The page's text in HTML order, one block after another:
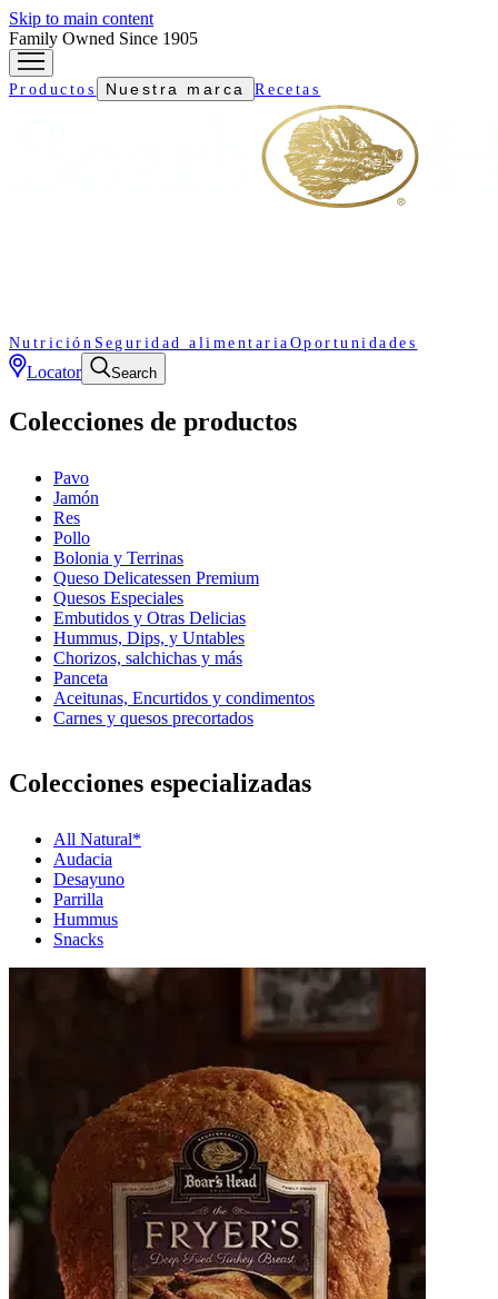
Skip to main content
Family Owned Since 1905
Productos Nuestra marca Recetas
Nutrición Seguridad alimentaria Oportunidades
Locator Search
Colecciones de productos
Pavo
Jamón
Res
Pollo
Bolonia y Terrinas
Queso Delicatessen Premium
Quesos Especiales
Embutidos y Otras Delicias
Hummus, Dips, y Untables
Chorizos, salchichas y más
Panceta
Aceitunas, Encurtidos y condimentos
Carnes y quesos precortados
Colecciones especializadas
All Natural*
Audacia
Desayuno
Parrilla
Hummus
Snacks